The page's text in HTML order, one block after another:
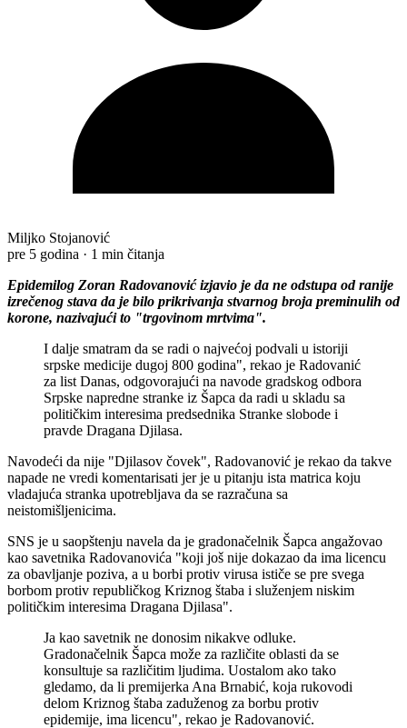
Miljko Stojanović
pre 5 godina · 1 min čitanja
Epidemilog Zoran Radovanović izjavio je da ne odstupa od ranije
izrečenog stava da je bilo prikrivanja stvarnog broja preminulih od
korone, nazivajući to "trgovinom mrtvima".
I dalje smatram da se radi o najvećoj podvali u istoriji
srpske medicije dugoj 800 godina", rekao je Radovanić
za list Danas, odgovorajući na navode gradskog odbora
Srpske napredne stranke iz Šapca da radi u skladu sa
političkim interesima predsednika Stranke slobode i
pravde Dragana Djilasa.
Navodeći da nije "Djilasov čovek", Radovanović je rekao da takve
napade ne vredi komentarisati jer je u pitanju ista matrica koju
vladajuća stranka upotrebljava da se razračuna sa
neistomišljenicima.
SNS je u saopštenju navela da je gradonačelnik Šapca angažovao
kao savetnika Radovanovića "koji još nije dokazao da ima licencu
za obavljanje poziva, a u borbi protiv virusa ističe se pre svega
borbom protiv republičkog Kriznog štaba i služenjem niskim
političkim interesima Dragana Djilasa".
Ja kao savetnik ne donosim nikakve odluke.
Gradonačelnik Šapca može za različite oblasti da se
konsultuje sa različitim ljudima. Uostalom ako tako
gledamo, da li premijerka Ana Brnabić, koja rukovodi
delom Kriznog štaba zaduženog za borbu protiv
epidemije, ima licencu", rekao je Radovanović.